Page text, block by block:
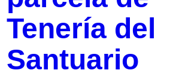
Tenería del
Santuario